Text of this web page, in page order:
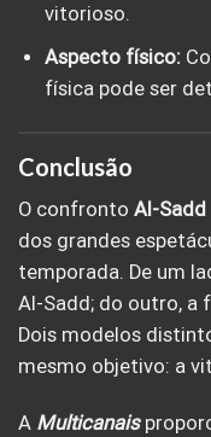
vitorioso.
Aspecto físico:
física pode ser
Conclusão
O confronto Al-Sadd
dos grandes
temporada. De um
Al-Sadd; do outro, a
Dois modelos
mesmo objetivo: a
A Multicanais